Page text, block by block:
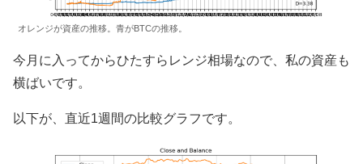
オレンジが資産の推移。青がBTCの推移。
今月に入ってからひたすらレンジ相場なので、私の資産も
横ばいです。
以下が、直近1週間の比較グラフです。